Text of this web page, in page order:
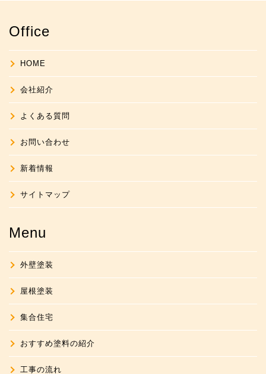
Office
HOME
会社紹介
よくある質問
お問い合わせ
新着情報
サイトマップ
Menu
外壁塗装
屋根塗装
集合住宅
おすすめ塗料の紹介
工事の流れ